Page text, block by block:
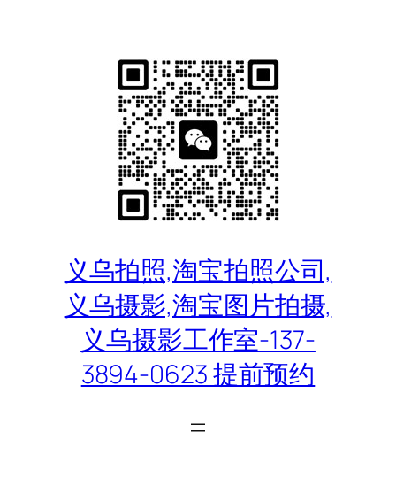
义乌拍照,淘宝拍照公司,
义乌摄影,淘宝图片拍摄,
义乌摄影工作室-137-
3894-0623 提前预约